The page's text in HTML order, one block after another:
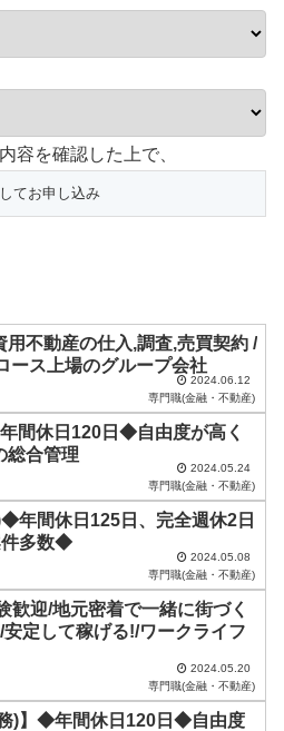
容を確認した上で、
用不動産の仕入,調査,売買契約 /
ース上場のグループ会社
2024.06.12
専門職(金融・不動産)
間休日120日◆自由度が高く
総合管理
2024.05.24
専門職(金融・不動産)
年間休日125日、完全週休2日
件多数◆
2024.05.08
専門職(金融・不動産)
歓迎/地元密着で一緒に街づく
定して稼げる!/ワークライフ
2024.05.20
専門職(金融・不動産)
務)】◆年間休日120日◆自由度